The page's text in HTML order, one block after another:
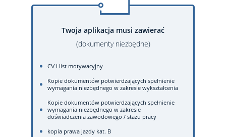
Twoja aplikacja musi zawierać
(dokumenty niezbędne)
CV i list motywacyjny
Kopie dokumentów potwierdzających spełnienie
wymagania niezbędnego w zakresie wykształcenia
Kopie dokumentów potwierdzających spełnienie
wymagania niezbędnego w zakresie
doświadczenia zawodowego / stażu pracy
kopia prawa jazdy kat. B